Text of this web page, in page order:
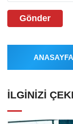
Gönder
İLGINIZI